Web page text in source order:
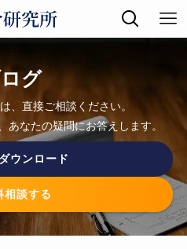
グ
、直接ご相談ください。
あなたの疑問にお答えします。
ウンロード
相談する